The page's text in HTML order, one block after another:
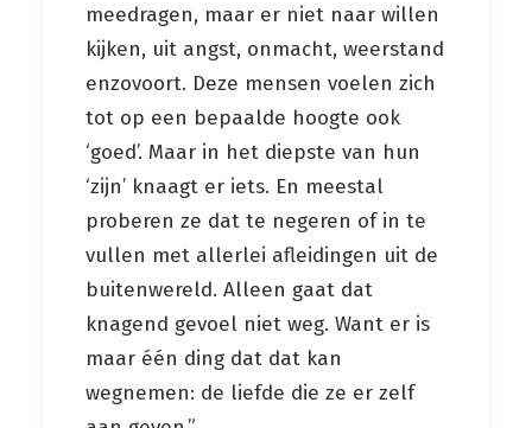
meedragen, maar er niet naar willen
kijken, uit angst, onmacht, weerstand
enzovoort. Deze mensen voelen zich
tot op een bepaalde hoogte ook
‘goed’. Maar in het diepste van hun
‘zijn’ knaagt er iets. En meestal
proberen ze dat te negeren of in te
vullen met allerlei afleidingen uit de
buitenwereld. Alleen gaat dat
knagend gevoel niet weg. Want er is
maar één ding dat dat kan
wegnemen: de liefde die ze er zelf